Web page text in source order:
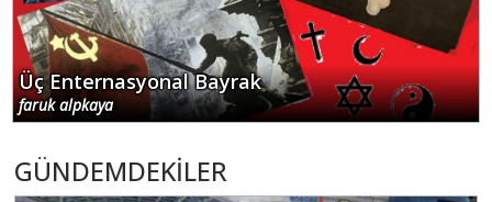
Üç Enternasyonal Bayrak
faruk alpkaya
GÜNDEMDEKİLER